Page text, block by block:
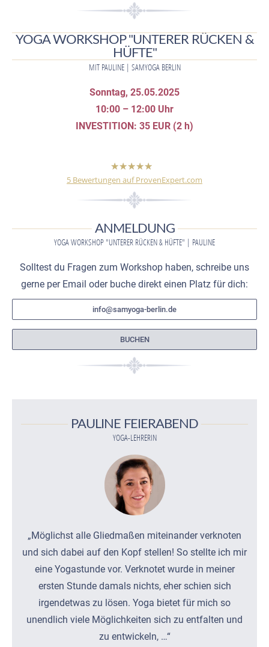
YOGA WORKSHOP "UNTERER RÜCKEN &
HÜFTE"
MIT PAULINE | SAMYOGA BERLIN
Sonntag, 25.05.2025
10:00 – 12:00 Uhr
INVESTITION: 35 EUR (2 h)
SamYoga Berlin
als ein ganzheitliches Konzept.
Ayurvedische
SamYoga Berlin
hat5,00
von5
Sternen
5 Bewertungen auf ProvenExpert.com
ANMELDUNG
YOGA WORKSHOP "UNTERER RÜCKEN & HÜFTE" | PAULINE
Solltest du Fragen zum Workshop haben, schreibe uns
gerne per Email oder buche direkt einen Platz für dich:
info@samyoga-berlin.de
BUCHEN
PAULINE FEIERABEND
YOGA-LEHRERIN
„Möglichst alle Gliedmaßen miteinander verknoten
und sich dabei auf den Kopf stellen! So stellte ich mir
eine Yogastunde vor. Verknotet wurde in meiner
ersten Stunde damals nichts, eher schien sich
irgendetwas zu lösen. Yoga bietet für mich so
unendlich viele Möglichkeiten sich zu entfalten und
zu entwickeln, …“